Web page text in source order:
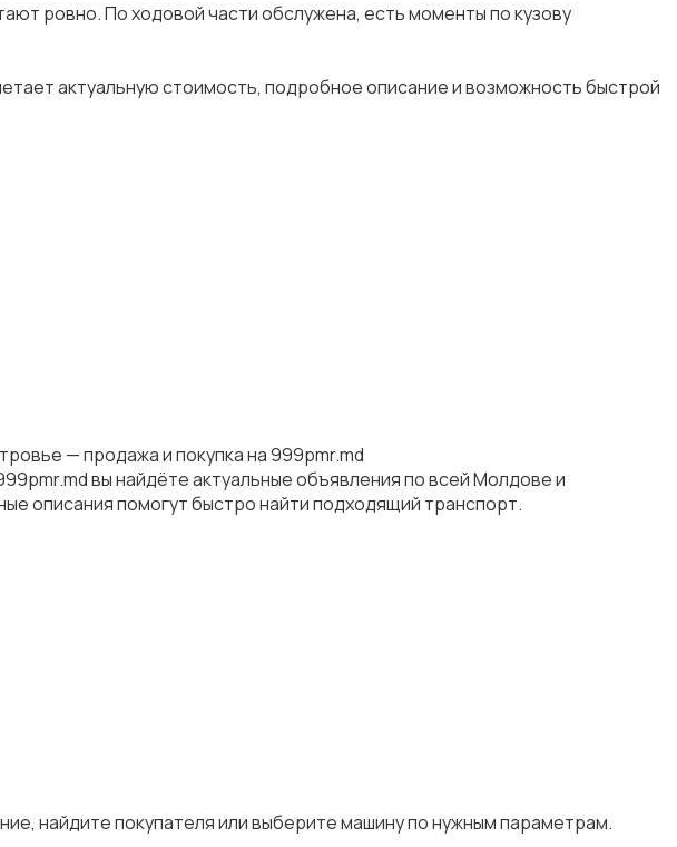
ровно. По ходовой части обслужена, есть моменты по кузову
актуальную стоимость, подробное описание и возможность быстрой
— продажа и покупка на 999pmr.md
вы найдёте актуальные объявления по всей Молдове и
описания помогут быстро найти подходящий транспорт.
найдите покупателя или выберите машину по нужным параметрам.